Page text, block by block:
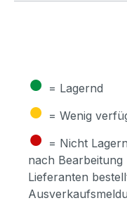
● = Lagernd
● = Wenig
● = Nicht
nach Bearbeitung
Lieferanten